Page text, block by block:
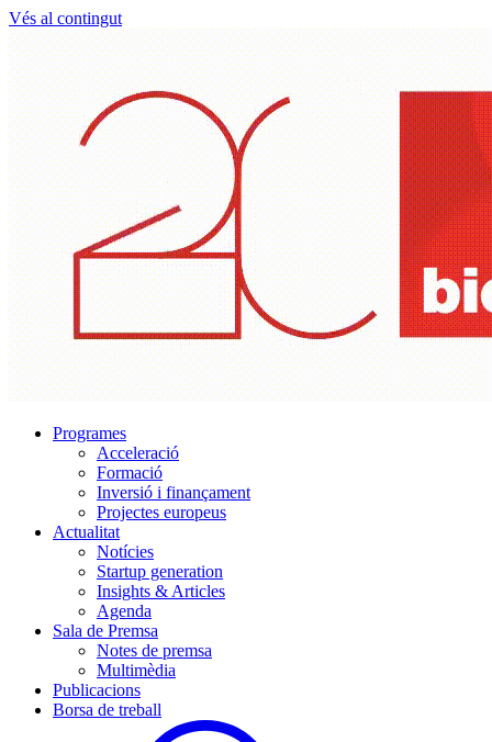
Vés al contingut
Programes
Acceleració
Formació
Inversió i finançament
Projectes europeus
Actualitat
Notícies
Startup generation
Insights & Articles
Agenda
Sala de Premsa
Notes de premsa
Multimèdia
Publicacions
Borsa de treball